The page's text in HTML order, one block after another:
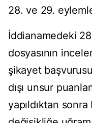
28. ve 29.
İddianamedeki
dosyasının
şikayet
dışı unsur
yapıldıktan